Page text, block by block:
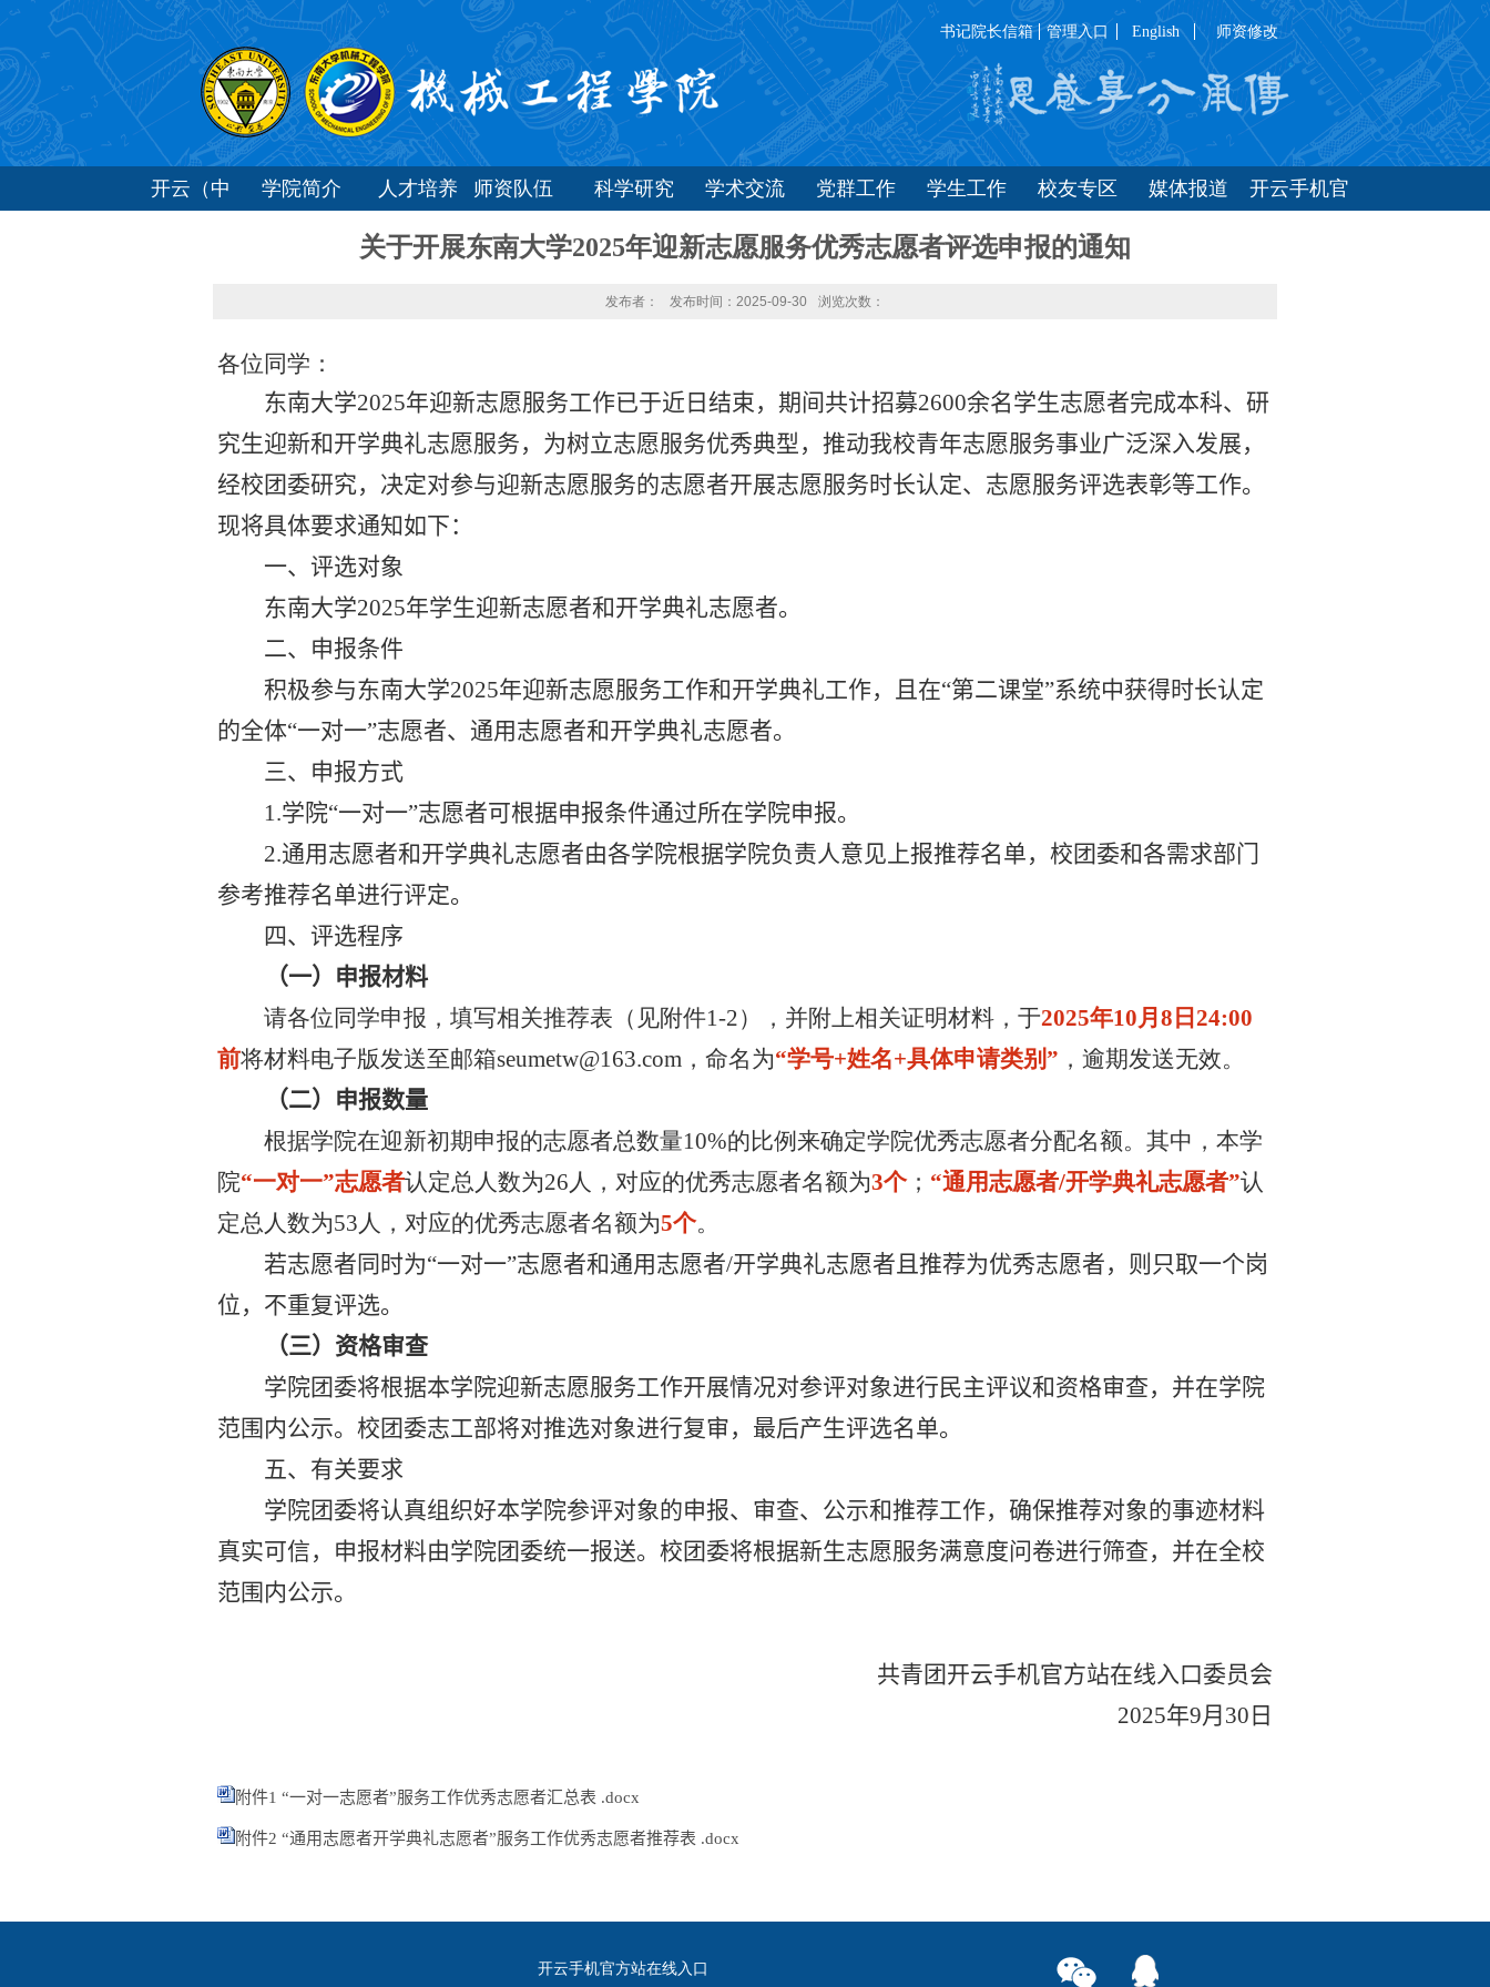
书记院长信箱 管理入口 English 师资修改
开云（中
学院简介 人才培养 师资队伍 科学研究 学术交流 党群工作 学生工作 校友专区 媒体报道
开云手机官
关于开展东南大学2025年迎新志愿服务优秀志愿者评选申报的通知
发布者： 发布时间：2025-09-30 浏览次数：
各位同学：
东南大学2025年迎新志愿服务工作已于近日结束，期间共计招募2600余名学生志愿者完成本科、研
究生迎新和开学典礼志愿服务，为树立志愿服务优秀典型，推动我校青年志愿服务事业广泛深入发展，
经校团委研究，决定对参与迎新志愿服务的志愿者开展志愿服务时长认定、志愿服务评选表彰等工作。
现将具体要求通知如下：
一、评选对象
东南大学2025年学生迎新志愿者和开学典礼志愿者。
二、申报条件
积极参与东南大学2025年迎新志愿服务工作和开学典礼工作，且在“第二课堂”系统中获得时长认定
的全体“一对一”志愿者、通用志愿者和开学典礼志愿者。
三、申报方式
1.学院“一对一”志愿者可根据申报条件通过所在学院申报。
2.通用志愿者和开学典礼志愿者由各学院根据学院负责人意见上报推荐名单，校团委和各需求部门
参考推荐名单进行评定。
四、评选程序
（一）申报材料
请各位同学申报，填写相关推荐表（见附件1-2），并附上相关证明材料，于2025年10月8 日24:00
前将材料电子版发送至邮箱seumetw@163.com ，命名为“学号+姓名+具体申请类别” ，逾期发送无效。
（二）申报数量
根据学院在迎新初期申报的志愿者总数量10%的比例来确定学院优秀志愿者分配名额。其中，本学
院“一对一”志愿者认定总人数为26人，对应的优秀志愿者名额为3个； “通用志愿者/开学典礼志愿者”认
定总人数为53人，对应的优秀志愿者名额为5个。
若志愿者同时为“一对一”志愿者和通用志愿者/开学典礼志愿者且推荐为优秀志愿者，则只取一个岗
位，不重复评选。
（三）资格审查
学院团委将根据本学院迎新志愿服务工作开展情况对参评对象进行民主评议和资格审查，并在学院
范围内公示。校团委志工部将对推选对象进行复审，最后产生评选名单。
五、有关要求
学院团委将认真组织好本学院参评对象的申报、审查、公示和推荐工作，确保推荐对象的事迹材料
真实可信，申报材料由学院团委统一报送。校团委将根据新生志愿服务满意度问卷进行筛查，并在全校
范围内公示。
共青团开云手机官方站在线入口委员会
2025年9月 30 日
附件1 “一对一志愿者”服务工作优秀志愿者汇总表 .docx
附件2 “通用志愿者开学典礼志愿者”服务工作优秀志愿者推荐表 .docx
开云手机官方站在线入口